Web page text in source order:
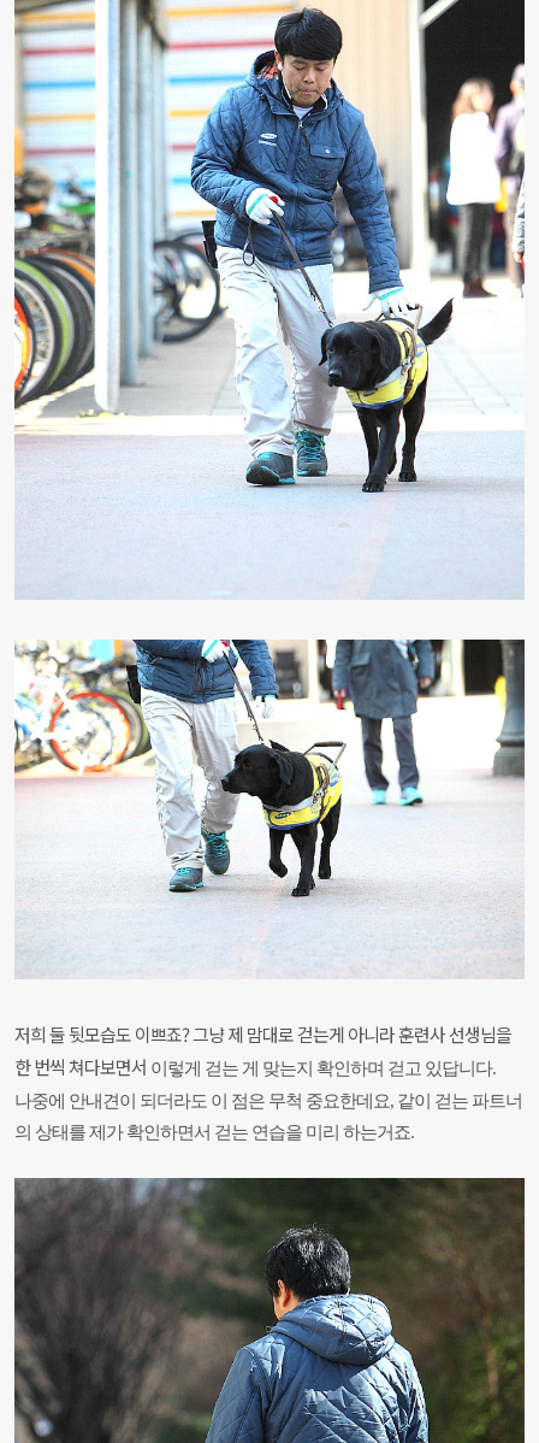
저희 둘 뒷모습도 이쁘죠? 그냥 제 맘대로 걷는게 아니라 훈련사 선생님을
한 번씩 쳐다보면서 이렇게 걷는 게 맞는지 확인하며 걷고 있답니다.
나중에 안내견이 되더라도 이 점은 무척 중요한데요, 같이 걷는 파트너
의 상태를 제가 확인하면서 걷는 연습을 미리 하는거죠.